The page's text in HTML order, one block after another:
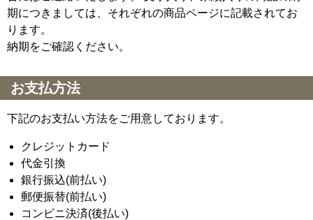
期につきましては、それぞれの商品ページに記載されてお
ります。
納期をご確認ください。
お支払方法
下記のお支払い方法をご用意しております。
クレジットカード
代金引換
銀行振込(前払い)
郵便振替(前払い)
コンビニ決済(後払い)